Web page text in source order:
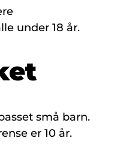
under 18 år.
små barn.
er 10 år.